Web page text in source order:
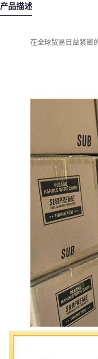
产品描述
在全球贸易日益紧密